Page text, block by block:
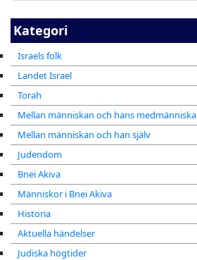
Kategori
Israels folk
Landet Israel
Torah
Mellan människan och hans medmänniska
Mellan människan och han själv
Judendom
Bnei Akiva
Människor i Bnei Akiva
Historia
Aktuella händelser
Judiska högtider